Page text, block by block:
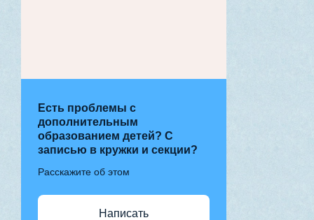
Есть проблемы с
дополнительным
образованием детей? С
записью в кружки и секции?
Расскажите об этом
Написать